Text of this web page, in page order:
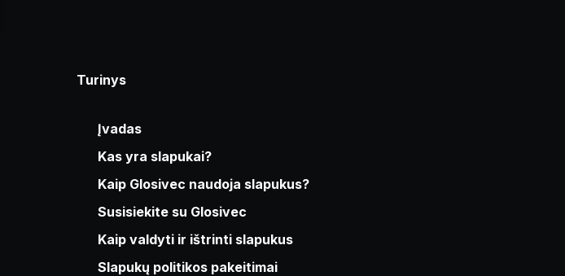
Turinys
Įvadas
Kas yra slapukai?
Kaip Glosivec naudoja slapukus?
Susisiekite su Glosivec
Kaip valdyti ir ištrinti slapukus
Slapukų politikos pakeitimai